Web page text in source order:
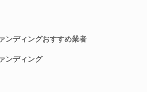
ンディングおすすめ業者
ンディング